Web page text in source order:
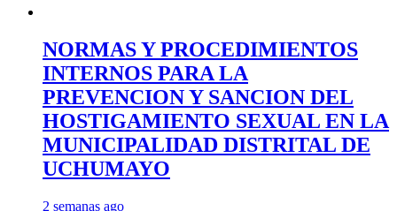
NORMAS Y PROCEDIMIENTOS
INTERNOS PARA LA
PREVENCION Y SANCION DEL
HOSTIGAMIENTO SEXUAL EN LA
MUNICIPALIDAD DISTRITAL DE
UCHUMAYO
2 semanas ago